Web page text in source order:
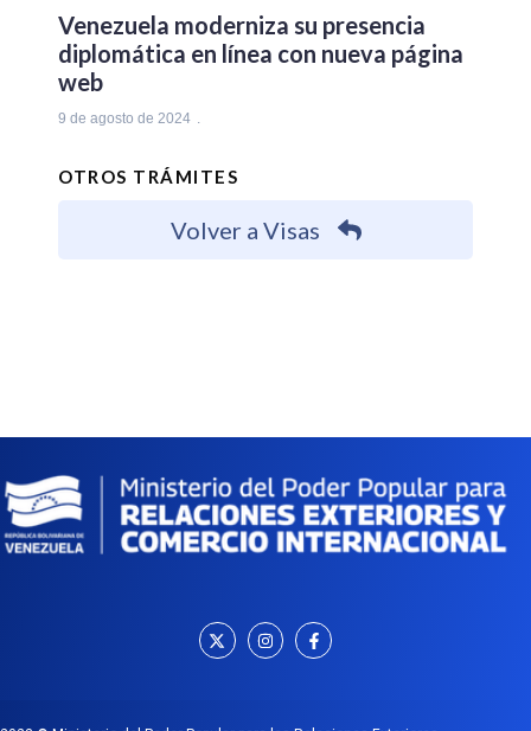
Venezuela moderniza su presencia
diplomática en línea con nueva página
web
9 de agosto de 2024
OTROS TRÁMITES
Volver a Visas